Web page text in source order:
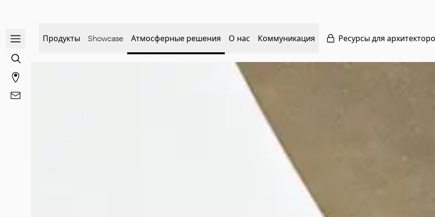
Открыть/закрыть меню навигации
Перейти к поиску контента
Перейти на страницу магазинов
Перейти к Контакты
Продукты Showcase Атмосферные решения О нас Коммуникация Ресурсы для